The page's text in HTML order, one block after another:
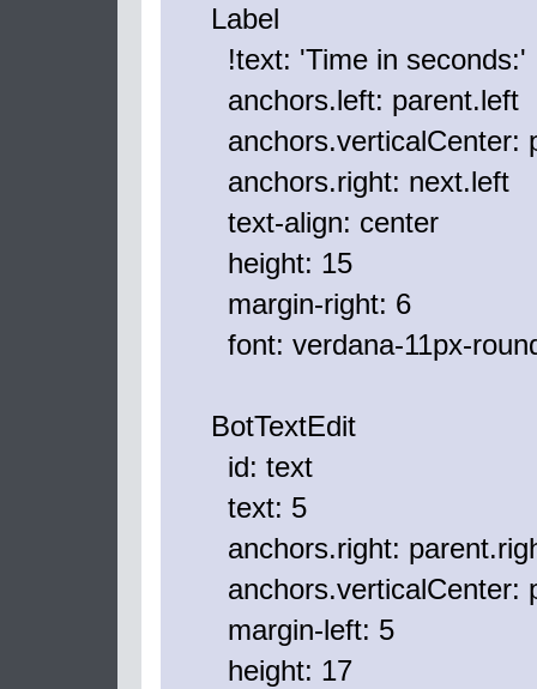
Label
!text: 'Time in seconds:'
anchors.left: parent.left
anchors.verticalCenter:
anchors.right: next.left
text-align: center
height: 15
margin-right: 6
font: verdana-11px-
BotTextEdit
id: text
text: 5
anchors.right:
anchors.verticalCenter:
margin-left: 5
height: 17